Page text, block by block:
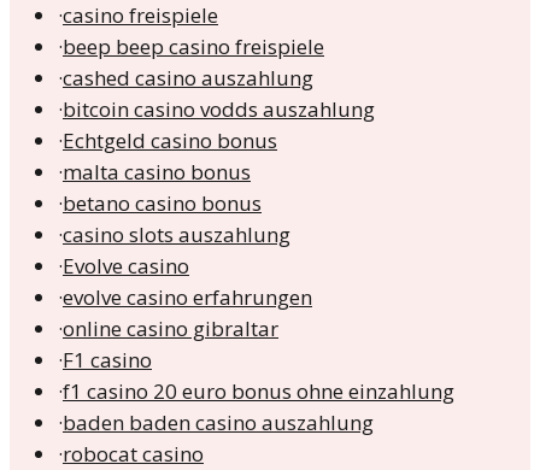
·casino freispiele
·beep beep casino freispiele
·cashed casino auszahlung
·bitcoin casino vodds auszahlung
·Echtgeld casino bonus
·malta casino bonus
·betano casino bonus
·casino slots auszahlung
·Evolve casino
·evolve casino erfahrungen
·online casino gibraltar
·F1 casino
·f1 casino 20 euro bonus ohne einzahlung
·baden baden casino auszahlung
·robocat casino